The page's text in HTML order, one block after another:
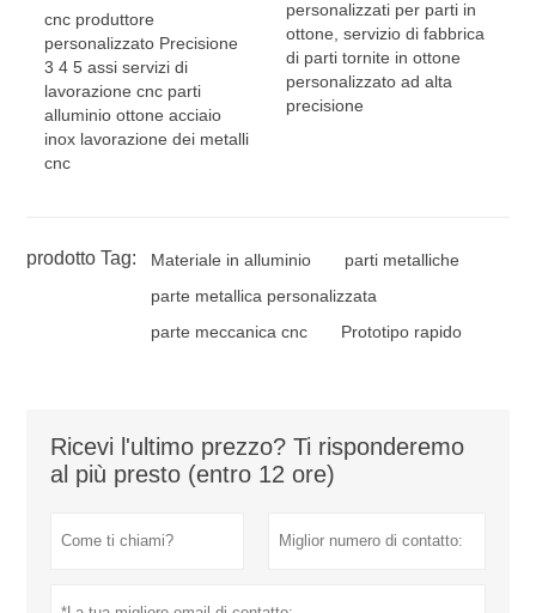
cnc produttore
personalizzato Precisione
3 4 5 assi servizi di
lavorazione cnc parti
alluminio ottone acciaio
inox lavorazione dei metalli
cnc
personalizzati per parti in
ottone, servizio di fabbrica
di parti tornite in ottone
personalizzato ad alta
precisione
prodotto Tag: Materiale in alluminio
parti metalliche
parte metallica personalizzata
parte meccanica cnc
Prototipo rapido
Ricevi l'ultimo prezzo? Ti risponderemo
al più presto (entro 12 ore)